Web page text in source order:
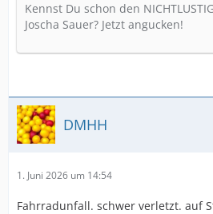
Kennst Du schon den
Joscha Sauer? Jetzt angucken!
DMHH
1. Juni 2026 um 14:54
Fahrradunfall. schwer verletzt. auf